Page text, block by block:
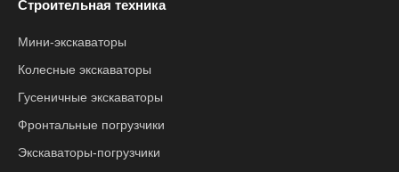
Строительная техника
Мини-экскаваторы
Колесные экскаваторы
Гусеничные экскаваторы
Фронтальные погрузчики
Экскаваторы-погрузчики